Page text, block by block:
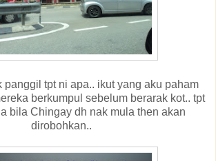
panggil tpt ni apa.. ikut yang aku paham
berkumpul sebelum berarak kot.. tpt
bila Chingay dh nak mula then akan
dirobohkan..